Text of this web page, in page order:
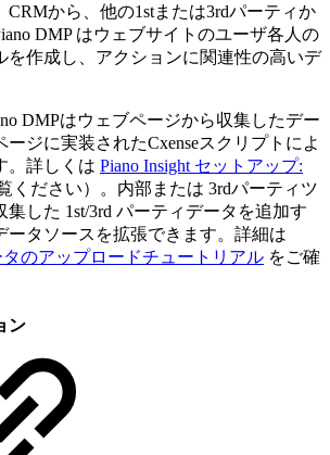
CRMから、他の1stまたは3rdパーティか
DMP はウェブサイトのユーザ各人の
を作成し、アクションに関連性の高いデ
DMPはウェブページから収集したデー
ージに実装されたCxenseスクリプトによ
。詳しくは Piano Insight セットアップ:
ください）。内部または 3rdパーティツ
集した 1st/3rd パーティデータを追加す
ータソースを拡張できます。詳細は
タのアップロードチュートリアル をご確
ン